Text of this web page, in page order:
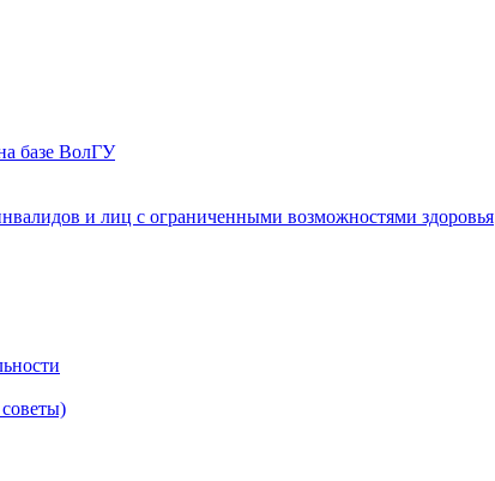
базе ВолГУ
и лиц с ограниченными возможностями здоровья